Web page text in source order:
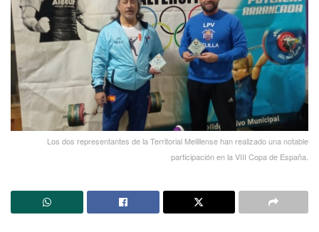
Los dos representantes de la Territorial Melillense han realizado una notable
participación en la VIII Copa de España.